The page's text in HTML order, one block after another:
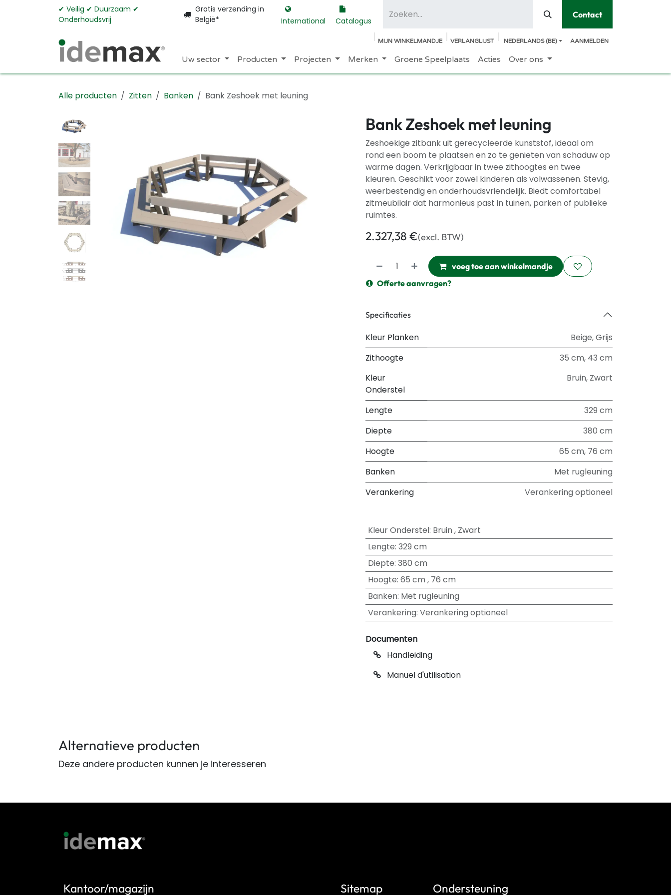
Overslaan naar inhoud✔︎ Veilig ✔︎ Duurzaam ✔︎
Onderhoudsvrij
Gratis verzending in
België*
International Catalogus
Contact
MIJN WINKELMANDJE VERLANGLIJST NEDERLANDS (BE) AANMELDEN
Uw sector Producten Projecten Merken Groene Speelplaats Acties Over ons
Alle producten Zitten Banken Bank Zeshoek met leuning
Bank Zeshoek met leuning
Zeshoekige zitbank uit gerecycleerde kunststof, ideaal om
rond een boom te plaatsen en zo te genieten van schaduw op
warme dagen. Verkrijgbaar in twee zithoogtes en twee
kleuren. Geschikt voor zowel kinderen als volwassenen. Stevig,
weerbestendig en onderhoudsvriendelijk. Biedt comfortabel
zitmeubilair dat harmonieus past in tuinen, parken of publieke
ruimtes.
2.327,38 €(excl. BTW)
voeg toe aan winkelmandje
Offerte aanvragen?
Specificaties
Kleur Planken Beige,Grijs
Zithoogte
35 cm, 43 cm
Kleur
Onderstel
Bruin, Zwart
Lengte
329 cm
Diepte
380 cm
Hoogte
65 cm, 76 cm
Banken
Met rugleuning
Verankering
Verankering optioneel
Kleur Onderstel: Bruin, Zwart
Lengte: 329 cm
Diepte: 380 cm
Hoogte: 65 cm, 76 cm
Banken: Met rugleuning
Verankering: Verankering optioneel
Documenten
Handleiding
Manuel d'utilisation
Alternatieve producten
Deze andere producten kunnen je interesseren
Kantoor/magazijn Ondersteuning
Sitemap